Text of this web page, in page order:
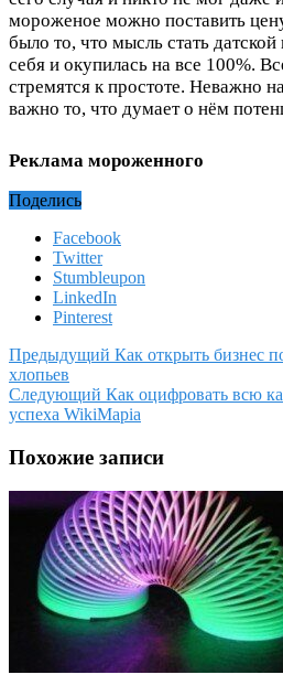
мороженое можно поставить
было то, что мысль стать
себя и окупилась на все 100%.
стремятся к простоте. Неважно
важно то, что думает о нём
Реклама мороженного
Поделись
Facebook
Twitter
Stumbleupon
LinkedIn
Pinterest
Предыдущий Как открыть бизнес
хлопьев
Следующий Как оцифровать всю
успеха WikiMapia
Похожие записи